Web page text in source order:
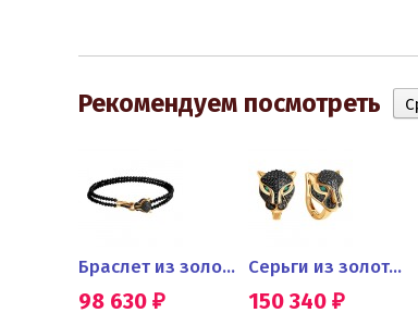
Рекомендуем посмотреть
Браслет из золота с черными...
98 630 ₽
Серьги из золота с черными...
150 340 ₽